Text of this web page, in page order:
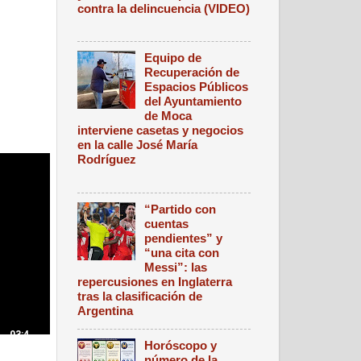
03:4
contra la delincuencia (VIDEO)
Equipo de
Recuperación de
Espacios Públicos
del Ayuntamiento
de Moca
interviene casetas y negocios
en la calle José María
Rodríguez
“Partido con
cuentas
pendientes” y
“una cita con
Messi”: las
repercusiones en Inglaterra
tras la clasificación de
Argentina
Horóscopo y